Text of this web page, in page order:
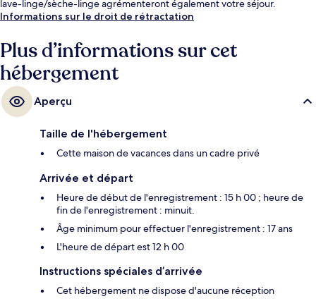
lave-linge/sèche-linge agrémenteront également votre séjour.
Informations sur le droit de rétractation
Plus d’informations sur cet
hébergement
Aperçu
Taille de l'hébergement
Cette maison de vacances dans un cadre privé
Arrivée et départ
Heure de début de l'enregistrement : 15 h 00 ; heure de
fin de l'enregistrement : minuit.
Âge minimum pour effectuer l'enregistrement : 17 ans
L'heure de départ est 12 h 00
Instructions spéciales d’arrivée
Cet hébergement ne dispose d'aucune réception